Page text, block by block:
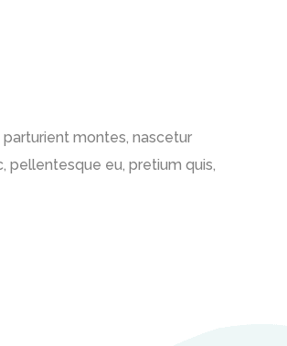
montes, nascetur
pellentesque eu, pretium quis,